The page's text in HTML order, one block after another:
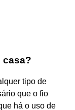
casa?
tipo de
que o fio
há o uso de